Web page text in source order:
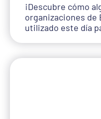
¡Descubre cómo
organizaciones de
utilizado este día